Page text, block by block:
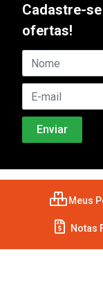
Cadastre-
ofertas!
Meus
Notas